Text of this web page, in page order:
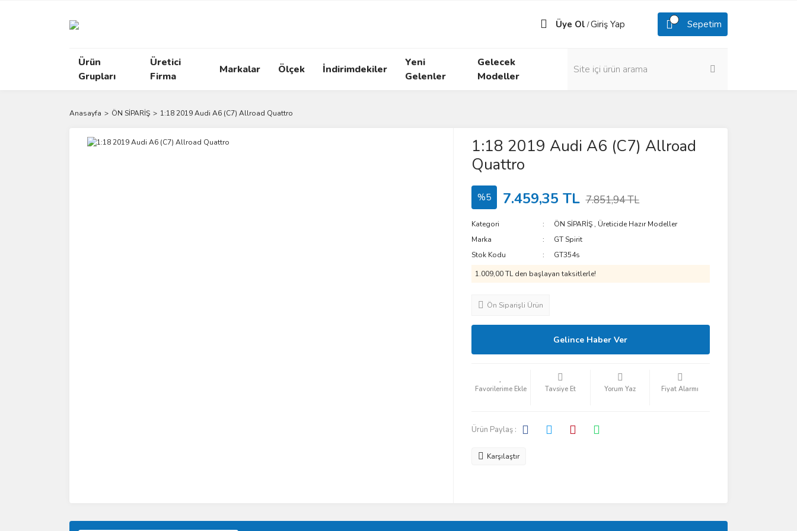
Üye Ol /Giriş Yap Sepetim
Ürün
Grupları
Üretici
Firma
Markalar Ölçek İndirimdekiler
Yeni
Gelenler
Gelecek
Modeller
Anasayfa ÖN SİPARİŞ 1:18 2019 Audi A6 (C7) Allroad Quattro
1:18 2019 Audi A6 (C7) Allroad
Quattro
%5 7.459,35 TL 7.851,94 TL
Kategori ÖN SİPARİŞ , Üreticide Hazır Modeller
Marka
GT Spirit
Stok Kodu
GT354s
1.009,00 TL den başlayan taksitlerle!
Ön Siparişli Ürün
Gelince Haber Ver
Tavsiye Et Yorum Yaz Fiyat Alarmı
Ürün Paylaş :
Karşılaştır